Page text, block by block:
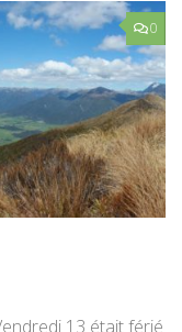
0
13 était férié